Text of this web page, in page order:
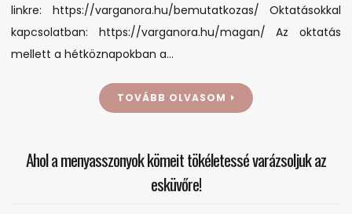
linkre: https://varganora.hu/bemutatkozas/ Oktatásokkal
kapcsolatban: https://varganora.hu/magan/ Az oktatás
mellett a hétköznapokban a…
TOVÁBB OLVASOM
Ahol a menyasszonyok kömeit tökéletessé varázsoljuk az
esküvőre!